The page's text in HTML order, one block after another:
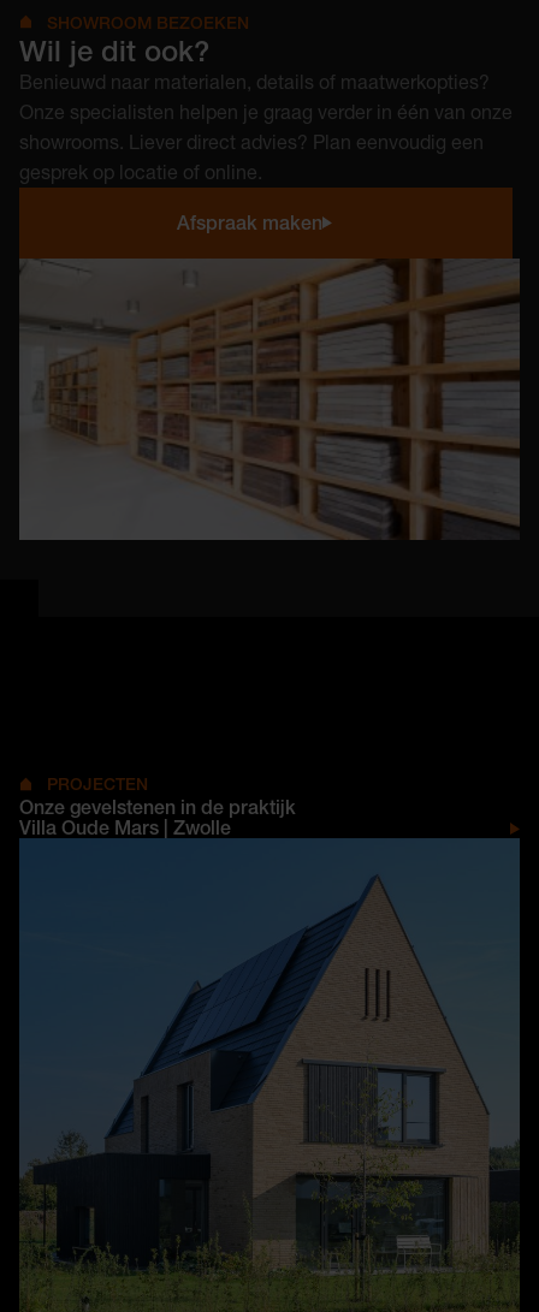
SHOWROOM BEZOEKEN
Wil je dit ook?
Benieuwd naar materialen, details of maatwerkopties?
Onze specialisten helpen je graag verder in één van onze
showrooms. Liever direct advies? Plan eenvoudig een
gesprek op locatie of online.
Afspraak maken
PROJECTEN
Onze gevelstenen in de praktijk
Villa Oude Mars | Zwolle